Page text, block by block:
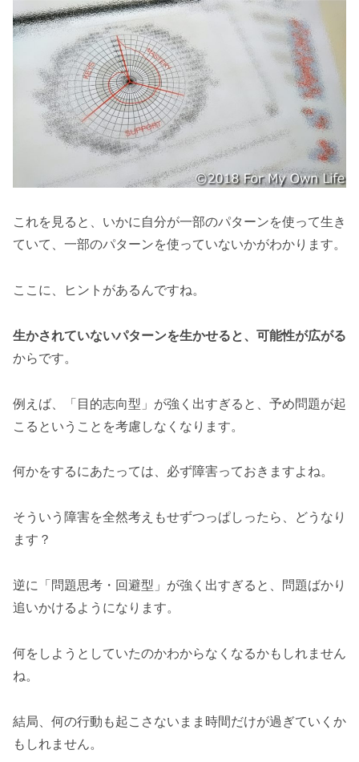
これを見ると、いかに自分が一部のパターンを使って生き
ていて、一部のパターンを使っていないかがわかります。
ここに、ヒントがあるんですね。
生かされていないパターンを生かせると、可能性が広がる
からです。
例えば、「目的志向型」が強く出すぎると、予め問題が起
こるということを考慮しなくなります。
何かをするにあたっては、必ず障害っておきますよね。
そういう障害を全然考えもせずつっぱしったら、どうなり
ます？
逆に「問題思考・回避型」が強く出すぎると、問題ばかり
追いかけるようになります。
何をしようとしていたのかわからなくなるかもしれません
ね。
結局、何の行動も起こさないまま時間だけが過ぎていくか
もしれません。